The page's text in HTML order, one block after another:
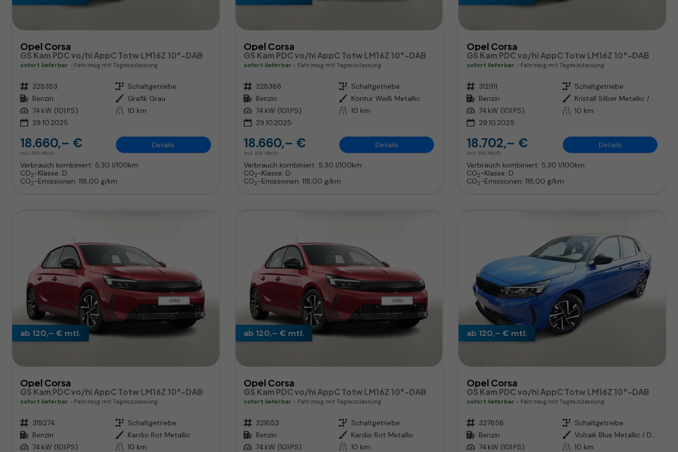
Opel Corsa
GS Kam PDC vo/hi AppC Totw LM16Z 10"-DAB
sofort lieferbar Fahrzeug mit Tageszulassung
Fahrzeugnr. 328383 Getriebe Schaltgetriebe
Kraftstoff Benzin Außenfarbe Grafik Grau
Leistung 74 kW (101 PS) Kilometerstand 10 km
29.10.2025
18.660,– €
incl. 19% MwSt.
Details
Verbrauch kombiniert: 5,30 l/100km
CO2-Klasse: D
CO2-Emissionen: 118,00 g/km
Opel Corsa
GS Kam PDC vo/hi AppC Totw LM16Z 10"-DAB
sofort lieferbar Fahrzeug mit Tageszulassung
Fahrzeugnr. 328388 Getriebe Schaltgetriebe
Kraftstoff Benzin Außenfarbe Kontur Weiß Metallic
Leistung 74 kW (101 PS) Kilometerstand 10 km
29.10.2025
18.660,– €
incl. 19% MwSt.
Details
Verbrauch kombiniert: 5,30 l/100km
CO2-Klasse: D
CO2-Emissionen: 118,00 g/km
Opel Corsa
GS Kam PDC vo/hi AppC Totw LM16Z 10"-DAB
sofort lieferbar Fahrzeug mit Tageszulassung
Fahrzeugnr. 312911 Getriebe Schaltgetriebe
Kraftstoff Benzin Außenfarbe
Kristall Silber Metallic / Dach:
Leistung 74 kW (101 PS) Kilometerstand 10 km
29.10.2025
18.702,– €
incl. 19% MwSt.
Details
Verbrauch kombiniert: 5,30 l/100km
CO2-Klasse: D
CO2-Emissionen:118,00 g/km
ab 120,– € mtl.
Opel Corsa
GS Kam PDC vo/hi AppC Totw LM16Z 10"-DAB
sofort lieferbar Fahrzeug mit Tageszulassung
Fahrzeugnr. 319274 Getriebe Schaltgetriebe
Kraftstoff Benzin Außenfarbe Kardio Rot Metallic
Leistung 74 kW (101 PS) Kilometerstand 10 km
ab 120,– € mtl.
Opel Corsa
GS Kam PDC vo/hi AppC Totw LM16Z 10"-DAB
sofort lieferbar Fahrzeug mit Tageszulassung
Fahrzeugnr. 321653 Getriebe Schaltgetriebe
Kraftstoff Benzin Außenfarbe Kardio Rot Metallic
Leistung 74 kW (101 PS) Kilometerstand 10 km
ab 120,– € mtl.
Opel Corsa
GS Kam PDC vo/hi AppC Totw LM16Z 10"-DAB
sofort lieferbar Fahrzeug mit Tageszulassung
Fahrzeugnr. 327858 Getriebe Schaltgetriebe
Kraftstoff Benzin Außenfarbe
Voltaik Blue Metallic / Dach: sc
Leistung 74 kW (101 PS) Kilometerstand 10 km